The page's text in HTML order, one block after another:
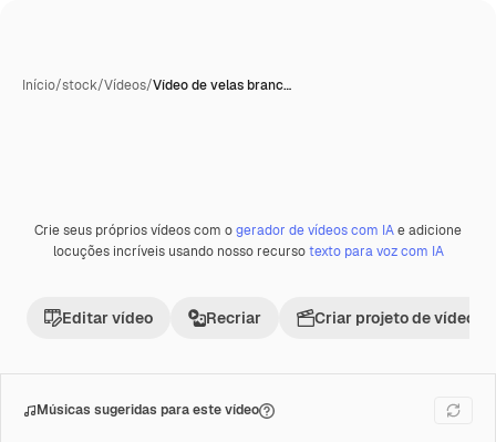
Início/stock/Vídeos/Vídeo de velas branc…
PremiumGerada com IA
Crie seus próprios vídeos com ogerador de vídeos com IAe adicione
locuções incríveis usando nosso recursotexto para voz com IA
Editar vídeo Recriar Criar projeto de vídeo
Músicas sugeridas para este vídeo